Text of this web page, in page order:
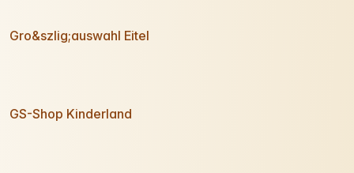
Gro&szlig;auswahl Eitel
GS-Shop Kinderland